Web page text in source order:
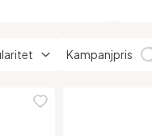
Kampanjpris